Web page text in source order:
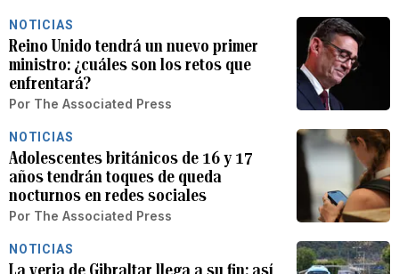
NOTICIAS
Reino Unido tendrá un nuevo primer
ministro: ¿cuáles son los retos que
enfrentará?
Por The Associated Press
NOTICIAS
Adolescentes británicos de 16 y 17
años tendrán toques de queda
nocturnos en redes sociales
Por The Associated Press
NOTICIAS
La verja de Gibraltar llega a su fin: así